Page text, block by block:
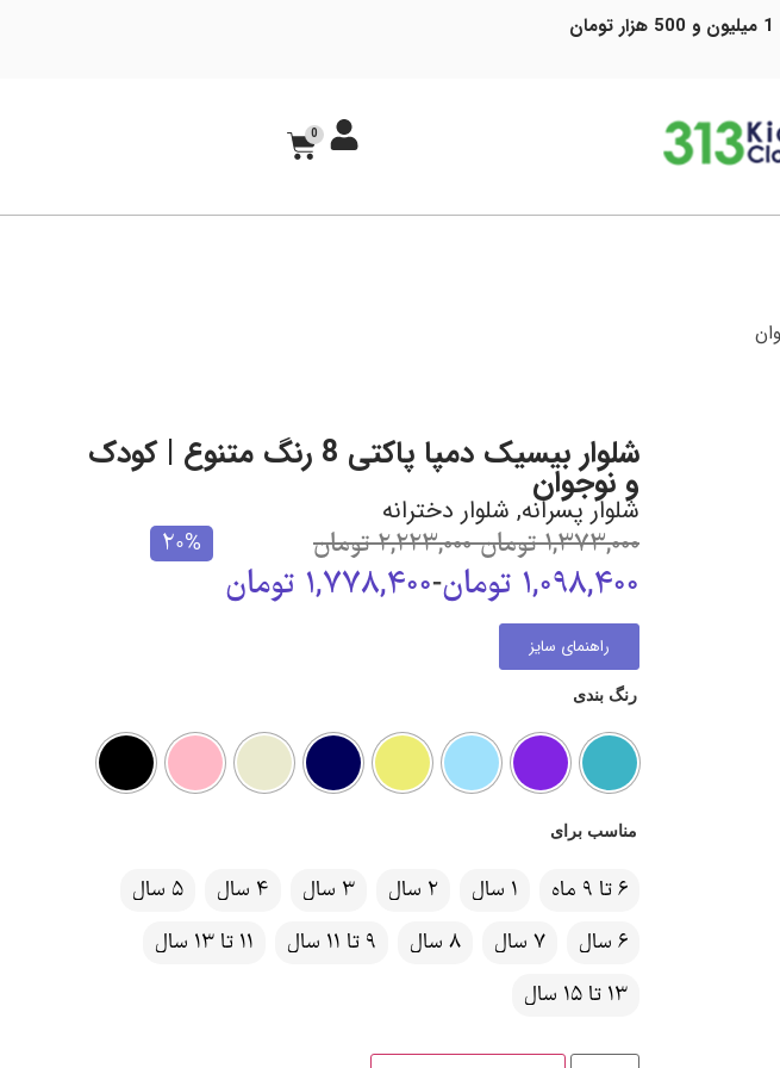
0
شلوار بیسیک دمپا پاکتی 8 رنگ متنوع | کودک
و نوجوان
شلوار پسرانه, شلوار دخترانه
1,373,000 تومان-
2,223,000 تومان
1,098,400 تومان-
1,778,400 تومان
20%
راهنمای سایز
رنگ بندی
مناسب برای
6 تا 9 ماه 1 سال 2 سال 3 سال 4 سال
5 سال
6 سال
7 سال 8 سال 9 تا 11 سال
11 تا 13 سال
13 تا 15 سال